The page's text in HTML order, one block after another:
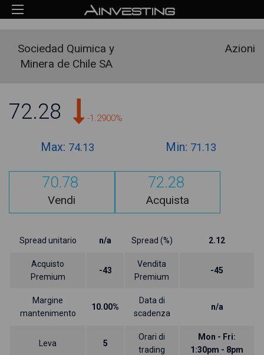
Sociedad Quimica y
Minera de Chile SA
Azioni
72.28 -1.2900%
Max: 74.13 Min: 71.13
70.78
Vendi
72.28
Acquista
Spread unitario n/a Spread (%) 2.12
Acquisto
Premium
-43
Vendita
Premium
-45
Margine
mantenimento
10.00%
Data di
scadenza
n/a
Leva 5
Orari di
trading
Mon - Fri:
1:30pm - 8pm